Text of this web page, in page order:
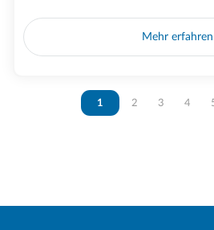
Mehr erfahren
Vous êtes sur la page
1 Vous êtes sur la
2 Vous êtes
3 Vous
4